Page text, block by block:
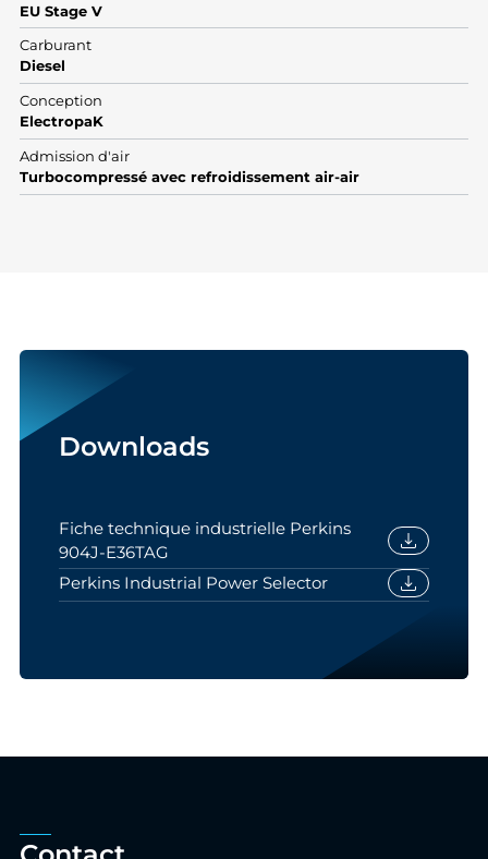
EU Stage V
Carburant
Diesel
Conception
ElectropaK
Admission d'air
Turbocompressé avec refroidissement air-air
Downloads
Fiche technique industrielle Perkins
904J-E36TAG
download
Perkins Industrial Power Selector download